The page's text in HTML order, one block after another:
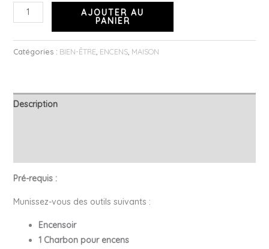
AJOUTER AU
PANIER
Catégories : BIEN-ÊTRE ENCENS, MAISON
Description
Pré-requis :
Munissez-vous des outils suivants :
Encensoir
1 Charbon pour encens